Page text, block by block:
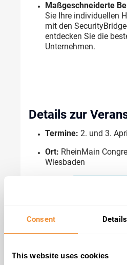
Consent Details
This website uses cookies
Maßgeschneiderte
Sie Ihre individuellen
mit den
entdecken Sie die
Unternehmen.
Details zur
Termine: 2. und 3.
Ort: RheinMain
Wiesbaden